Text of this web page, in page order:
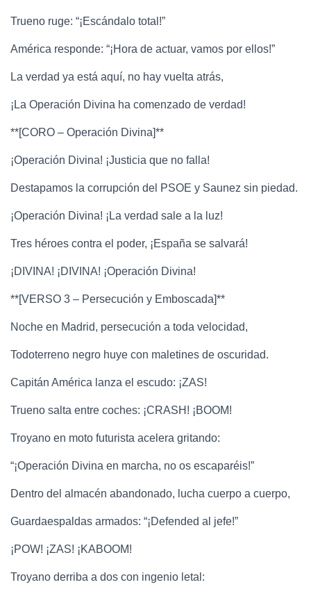
Trueno ruge: “¡Escándalo total!”
América responde: “¡Hora de actuar, vamos por ellos!”
La verdad ya está aquí, no hay vuelta atrás,
¡La Operación Divina ha comenzado de verdad!
**[CORO – Operación Divina]**
¡Operación Divina! ¡Justicia que no falla!
Destapamos la corrupción del PSOE y Saunez sin piedad.
¡Operación Divina! ¡La verdad sale a la luz!
Tres héroes contra el poder, ¡España se salvará!
¡DIVINA! ¡DIVINA! ¡Operación Divina!
**[VERSO 3 – Persecución y Emboscada]**
Noche en Madrid, persecución a toda velocidad,
Todoterreno negro huye con maletines de oscuridad.
Capitán América lanza el escudo: ¡ZAS!
Trueno salta entre coches: ¡CRASH! ¡BOOM!
Troyano en moto futurista acelera gritando:
“¡Operación Divina en marcha, no os escaparéis!”
Dentro del almacén abandonado, lucha cuerpo a cuerpo,
Guardaespaldas armados: “¡Defended al jefe!”
¡POW! ¡ZAS! ¡KABOOM!
Troyano derriba a dos con ingenio letal: